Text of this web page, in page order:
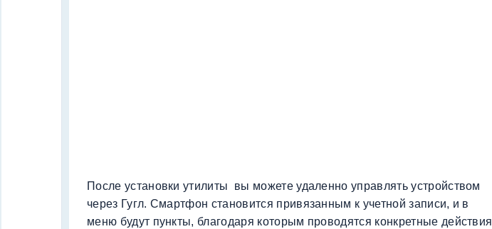
После установки утилиты вы можете удаленно управлять устройством
через Гугл. Смартфон становится привязанным к учетной записи, и в
меню будут пункты, благодаря которым проводятся конкретные действия